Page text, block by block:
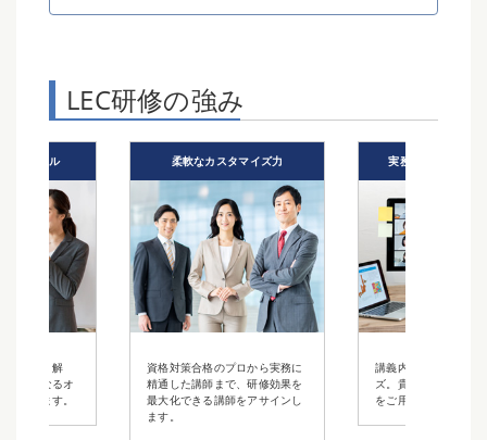
LEC研修の強み
柔軟なカスタマイズ力
資格対策合格のプロから実務に
精通した講師まで、研修効果を
最大化できる講師をアサインし
実務・講義経験豊富な講師
講義内容は柔軟にカスタマイ
ズ。貴社だけのオリジナル研修
をご用意いたします。